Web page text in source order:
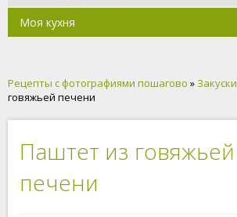
Моя кухня
Рецепты с фотографиями пошагово » Закуски
говяжьей печени
Паштет из говяжьей
печени